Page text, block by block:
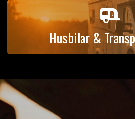

Husbilar &